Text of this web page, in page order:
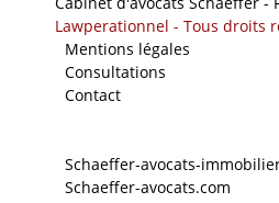
Lawperationnel - Tous droits
Mentions légales
Consultations
Contact
Schaeffer-avocats-
Schaeffer-avocats.com